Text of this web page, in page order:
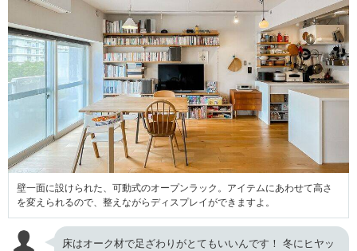
壁一面に設けられた、可動式のオープンラック。アイテムにあわせて高さ
を変えられるので、整えながらディスプレイができますよ。
床はオーク材で足ざわりがとてもいいんです！ 冬にヒヤッ